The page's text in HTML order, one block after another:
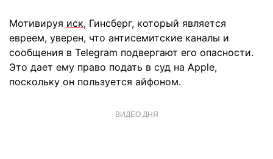
Мотивируя иск, Гинсберг, который является
евреем, уверен, что антисемитские каналы и
сообщения в Telegram подвергают его опасности.
Это дает ему право подать в суд на Apple,
поскольку он пользуется айфоном.
ВИДЕО ДНЯ